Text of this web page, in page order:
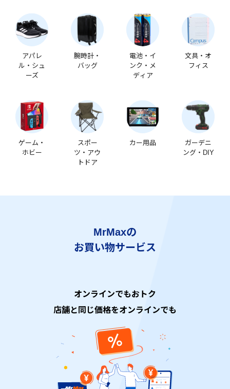
アパレ
ル・シュ
ーズ
腕時計・
バッグ
電池・イ
ンク・メ
ディア
文具・オ
フィス
ゲーム・
ホビー
スポー
ツ・アウ
トドア
カー用品
ガーデニ
ング・DIY
MrMaxの
お買い物サービス
オンラインでもおトク
店舗と同じ価格をオンラインでも